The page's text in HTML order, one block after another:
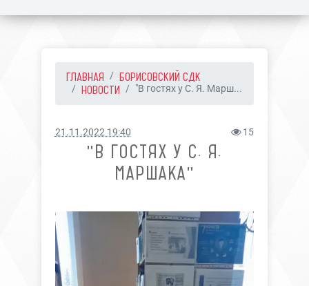
ГЛАВНАЯ
БОРИСОВСКИЙ СДК
НОВОСТИ
"В гостях у С. Я. Марш...
21.11.2022 19:40 15
"В ГОСТЯХ У С. Я.
МАРШАКА"